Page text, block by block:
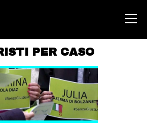
ABOUT
AREA
PER CASO